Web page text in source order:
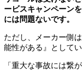
ービスキャンペーン
には問題ないです。
ただし、メーカー側
能性がある』として
「重大な事故には繋